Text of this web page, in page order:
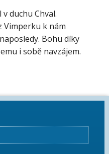
v duchu Chval.
Vimperku k nám
Bohu díky
i sobě navzájem.